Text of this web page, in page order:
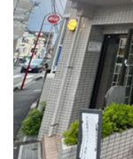
南側道路に面してお
第4位
２０１５年６月築、積